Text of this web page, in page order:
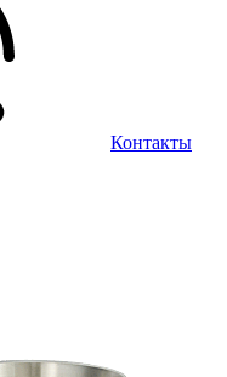
Контакты